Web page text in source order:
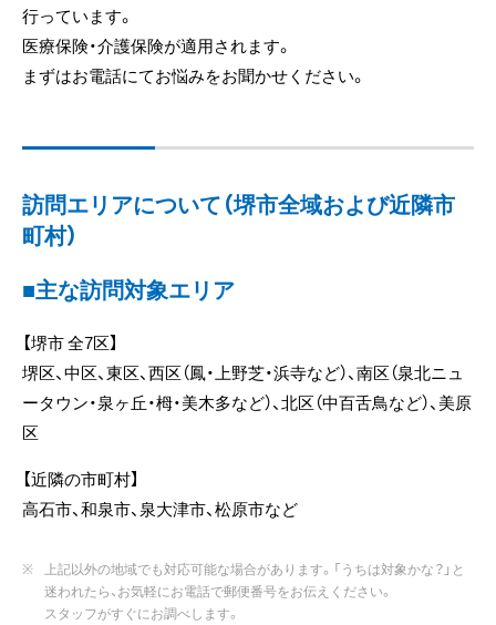
行っています。
医療保険・介護保険が適用されます。
まずはお電話にてお悩みをお聞かせください。
訪問エリアについて（堺市全域および近隣市
町村）
■主な訪問対象エリア
【堺市 全7区】
堺区、中区、東区、西区（鳳・上野芝・浜寺など）、南区（泉北ニュ
ータウン・泉ヶ丘・栂・美木多など）、北区（中百舌鳥など）、美原
区
【近隣の市町村】
高石市、和泉市、泉大津市、松原市など
上記以外の地域でも対応可能な場合があります。「うちは対象かな？」と
迷われたら、お気軽にお電話で郵便番号をお伝えください。
スタッフがすぐにお調べします。